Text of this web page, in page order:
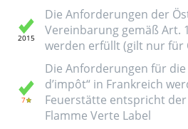
Die Anforderungen der
Vereinbarung gemäß Art.
werden erfüllt (gilt nur für
Die Anforderungen für
d’impôt“ in Frankreich
Feuerstätte entspricht
Flamme Verte Label